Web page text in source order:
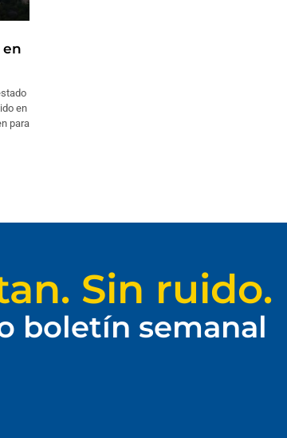
en
en
para
Sin ruido.
boletín semanal